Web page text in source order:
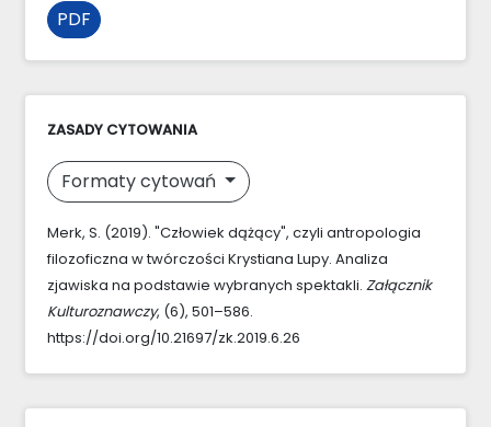
PDF
ZASADY CYTOWANIA
Formaty cytowań
Merk, S. (2019). "Człowiek dążący", czyli antropologia
filozoficzna w twórczości Krystiana Lupy. Analiza
zjawiska na podstawie wybranych spektakli. Załącznik
Kulturoznawczy, (6), 501–586.
https://doi.org/10.21697/zk.2019.6.26